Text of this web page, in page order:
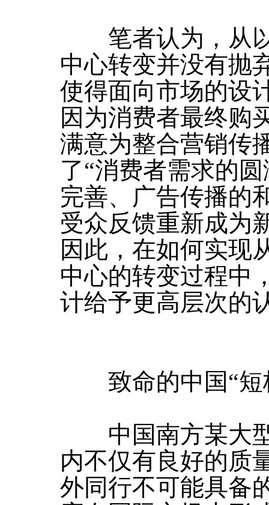
笔者认为，从以
中心转变并没有抛
使得面向市场的设
因为消费者最终购
满意为整合营销传
了“消费者需求的
完善、广告传播的
受众反馈重新成为
因此，在如何实现
中心的转变过程中
计给予更高层次的
致命的中国“短
中国南方某大型
内不仅有良好的质
外同行不可能具备